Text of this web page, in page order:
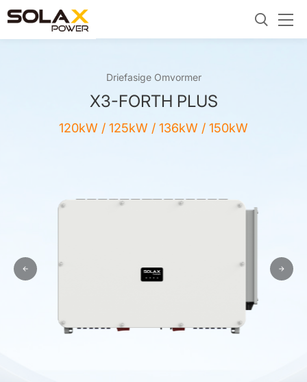
Driefasige Omvormer
X3-FORTH PLUS
120kW / 125kW / 136kW / 150kW